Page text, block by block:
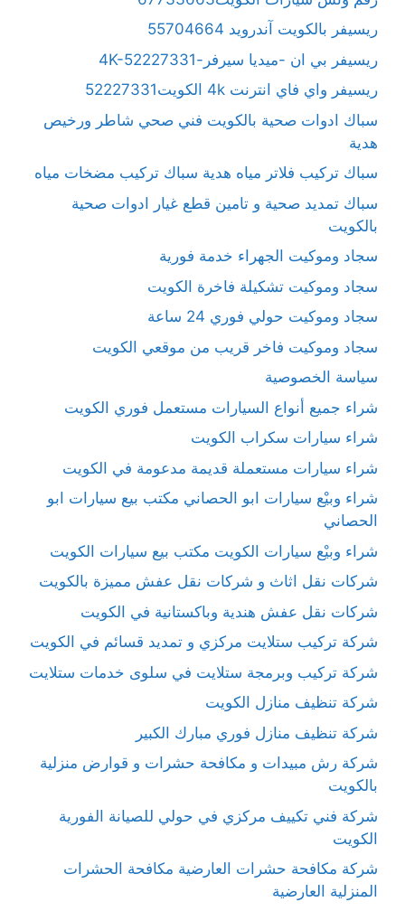
ريسيفر بالكويت آندرويد 55704664
ريسيفر بي ان -ميديا سيرفر-4K-52227331
ريسيفر واي فاي انترنت 4k الكويت52227331
سباك ادوات صحية بالكويت فني صحي شاطر ورخيص
هدية
سباك تركيب فلاتر مياه هدية سباك تركيب مضخات مياه
سباك تمديد صحية و تامين قطع غيار ادوات صحية
بالكويت
سجاد وموكيت الجهراء خدمة فورية
سجاد وموكيت تشكيلة فاخرة الكويت
سجاد وموكيت حولي فوري 24 ساعة
سجاد وموكيت فاخر قريب من موقعي الكويت
سياسة الخصوصية
شراء جميع أنواع السيارات مستعمل فوري الكويت
شراء سيارات سكراب الكويت
شراء سيارات مستعملة قديمة مدعومة في الكويت
شراء وبيْع سيارات ابو الحصاني مكتب بيع سيارات ابو
الحصاني
شراء وبيْع سيارات الكويت مكتب بيع سيارات الكويت
شركات نقل اثاث و شركات نقل عفش مميزة بالكويت
شركات نقل عفش هندية وباكستانية في الكويت
شركة تركيب ستلايت مركزي و تمديد قسائم في الكويت
شركة تركيب وبرمجة ستلايت في سلوى خدمات ستلايت
شركة تنظيف منازل الكويت
شركة تنظيف منازل فوري مبارك الكبير
شركة رش مبيدات و مكافحة حشرات و قوارض منزلية
بالكويت
شركة فني تكييف مركزي في حولي للصيانة الفورية
الكويت
شركة مكافحة حشرات العارضية مكافحة الحشرات
المنزلية العارضية